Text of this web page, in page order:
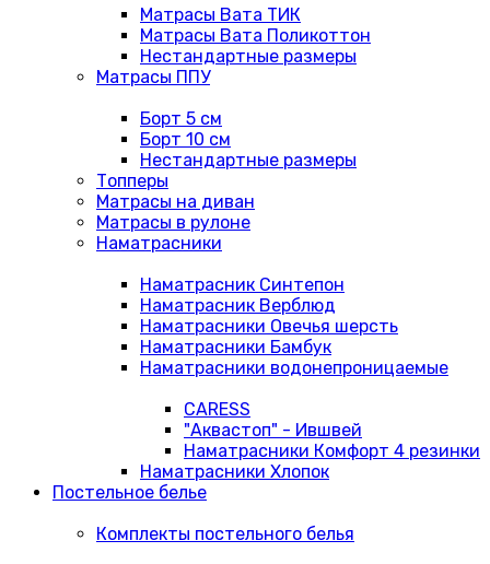
Матрасы Вата ТИК
Матрасы Вата Поликоттон
Нестандартные размеры
Матрасы ППУ
Борт 5 см
Борт 10 см
Нестандартные размеры
Топперы
Матрасы на диван
Матрасы в рулоне
Наматрасники
Наматрасник Синтепон
Наматрасник Верблюд
Наматрасники Овечья шерсть
Наматрасники Бамбук
Наматрасники водонепроницаемые
CARESS
"Аквастоп" - Ившвей
Наматрасники Комфорт 4 резинки
Наматрасники Хлопок
Постельное белье
Комплекты постельного белья